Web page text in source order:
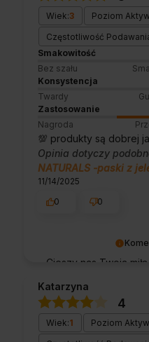
Cieszy nas Twoja
klientów jak Ty. Z
sklepu.
Wiek:3 Poziom
Częstotliwość
Smakowitość
Bez szału
Konsystencja
Twardy
Zastosowanie
Nagroda
💯 produkty są dobrej
Opinia dotyczy
NATURALS -paski z
11/14/2025
0
0
Katarzyna
4
Wiek:1 Poziom